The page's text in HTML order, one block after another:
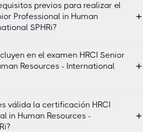
previos para realizar el
Professional in Human
SPHRi?
en el examen HRCI Senior
Resources - International
válida la certificación HRCI
in Human Resources -